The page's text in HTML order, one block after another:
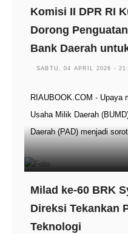
Komisi II DPR RI
Dorong
Bank Daerah
SABTU, 04 APRIL 2026 -
RIAUBOOK.COM - Upaya
Usaha Milik Daerah
Daerah (PAD) menjadi
Milad ke-60 BRK
Direksi Tekankan
Teknologi